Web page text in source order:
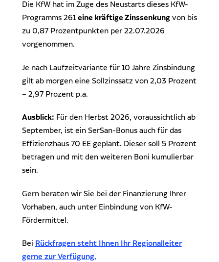
Die KfW hat im Zuge des Neustarts dieses KfW-
Programms 261eine kräftige Zinssenkungvon bis
zu 0,87 Prozentpunkten per 22.07.2026
vorgenommen.
Je nach Laufzeitvariante für 10 Jahre Zinsbindung
gilt ab morgen eine Sollzinssatz von 2,03 Prozent
– 2,97 Prozent p.a.
Ausblick: Für den Herbst 2026, voraussichtlich ab
September, ist ein SerSan-Bonus auch für das
Effizienzhaus 70 EE geplant. Dieser soll 5 Prozent
betragen und mit den weiteren Boni kumulierbar
sein.
Gern beraten wir Sie bei der Finanzierung Ihrer
Vorhaben, auch unter Einbindung von KfW-
Fördermittel.
Bei Rückfragen steht Ihnen Ihr Regionalleiter
gerne zur Verfügung.